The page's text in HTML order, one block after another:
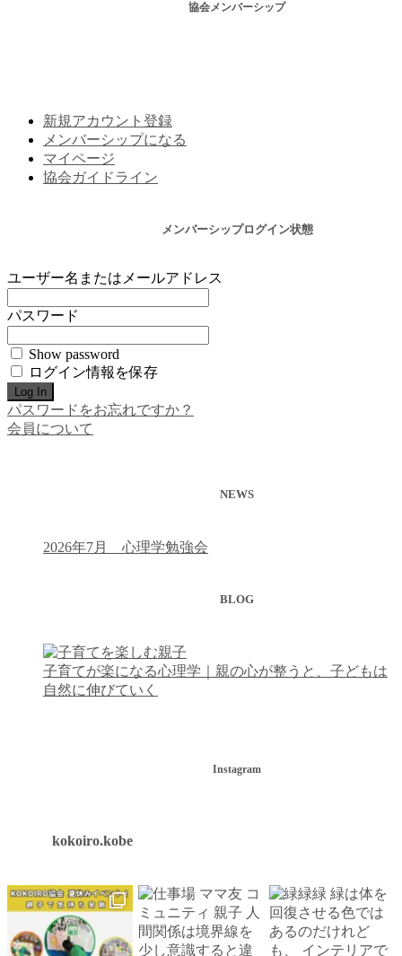
協会メンバーシップ
新規アカウント登録
メンバーシップになる
マイページ
協会ガイドライン
メンバーシップログイン状態
ユーザー名またはメールアドレス
パスワード
Show password
ログイン情報を保存
パスワードをお忘れですか？
会員について
NEWS
2026年7月 心理学勉強会
BLOG
子育てが楽になる心理学｜親の心が整うと、子どもは
自然に伸びていく
Instagram
kokoiro.kobe